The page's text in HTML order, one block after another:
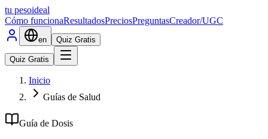
tu pesoideal
Cómo funcionaResultadosPreciosPreguntasCreador/UGC
en Quiz Gratis
Quiz Gratis
Inicio
Guías de Salud
Guía de Dosis